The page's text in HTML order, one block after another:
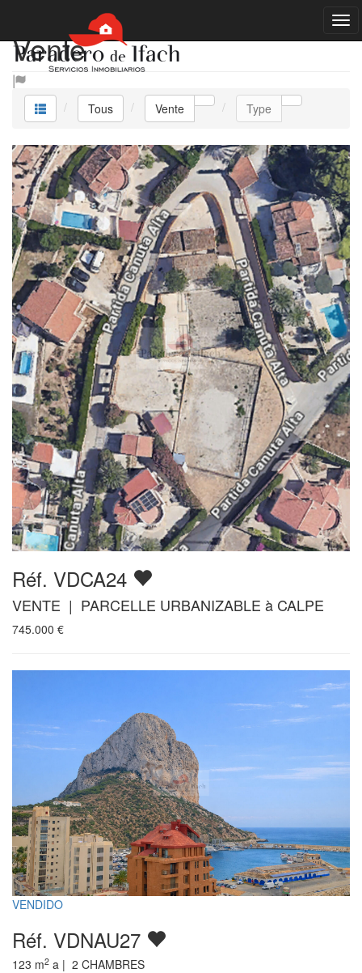
Vente
Tous Vente Type
Réf. VDCA24
VENTE | PARCELLE URBANIZABLE à CALPE
745.000 €
VENDIDO
Réf. VDNAU27
123 m2 a | 2 CHAMBRES